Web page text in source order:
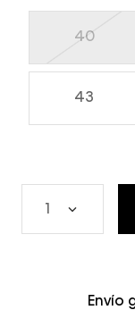
40
43
Envío